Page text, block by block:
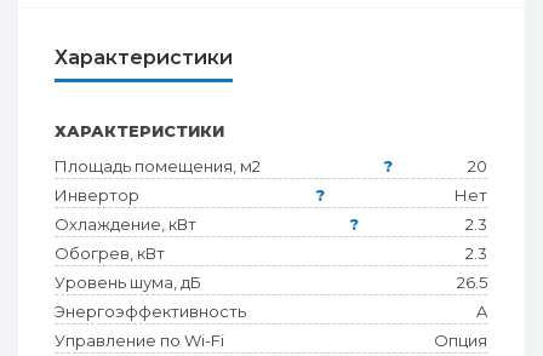
Характеристики
ХАРАКТЕРИСТИКИ
Площадь помещения, м2
?
20
Инвертор
?
Нет
Охлаждение, кВт
?
2.3
Обогрев, кВт
2.3
Уровень шума, дБ
26.5
Энергоэффективность
A
Управление по Wi-Fi
Опция